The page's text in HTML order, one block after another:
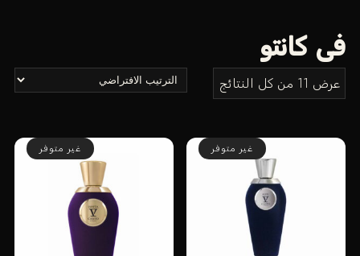
فى كانتو
عرض ⁦11⁩ من كل النتائج
غير متوفر غير متوفر